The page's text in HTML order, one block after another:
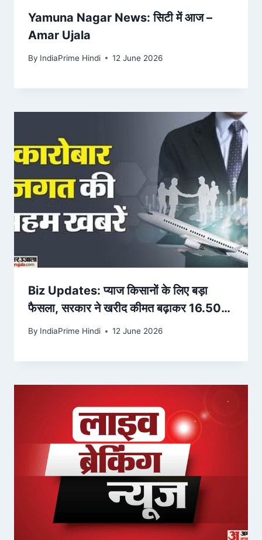
Yamuna Nagar News: सिटी में आज –
Amar Ujala
By IndiaPrime Hindi 12 June 2026
Biz Updates: प्याज किसानों के लिए बड़ा
फैसला, सरकार ने खरीद कीमत बढ़ाकर 16.50
रुपये की, पढ़ें अहम अपडेट्स – Amar Ujala
By IndiaPrime Hindi 12 June 2026